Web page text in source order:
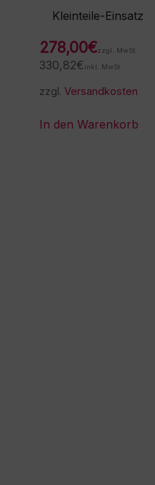
Kleinteile-Einsatz
278,00€zzgl. MwSt.
330,82€ inkl. MwSt.
zzgl. Versandkosten
In den Warenkorb